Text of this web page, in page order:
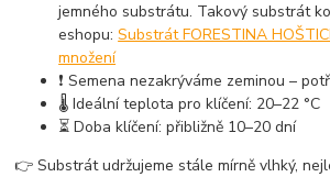
jemného substrátu. Takový substrát
eshopu:Substrát FORESTINA
množení
❗ Semena nezakrýváme zeminou –
🌡️ Ideální teplota pro klíčení: 20–22 °C
⏳ Doba klíčení: přibližně 10–20 dní
👉 Substrát udržujeme stále mírně vlhký,